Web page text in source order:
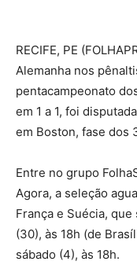
RECIFE, PE
Alemanha nos
pentacampeonato
em 1 a 1, foi
em Boston, fase dos
Entre no grupo
Agora, a seleção
França e Suécia,
(30), às 18h (de
sábado (4), às 18h.